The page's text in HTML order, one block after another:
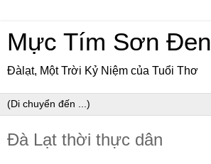
Mực Tím Sơn Đen
Đàlạt, Một Trời Kỷ Niệm của Tuổi Thơ
Đà Lạt thời thực dân